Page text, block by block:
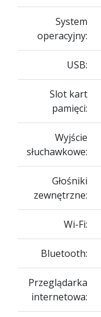
System
operacyjny:
USB:
Slot kart
pamięci:
Wyjście
słuchawkowe:
Głośniki
zewnętrzne:
Wi-Fi:
Bluetooth:
Przeglądarka
internetowa: